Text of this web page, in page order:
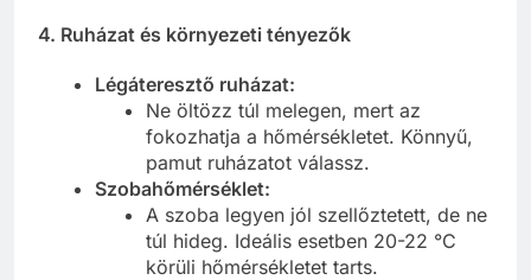
4. Ruházat és környezeti tényezők
Légáteresztő ruházat:
Ne öltözz túl melegen, mert az
fokozhatja a hőmérsékletet. Könnyű,
pamut ruházatot válassz.
Szobahőmérséklet:
A szoba legyen jól szellőztetett, de ne
túl hideg. Ideális esetben 20-22 °C
körüli hőmérsékletet tarts.